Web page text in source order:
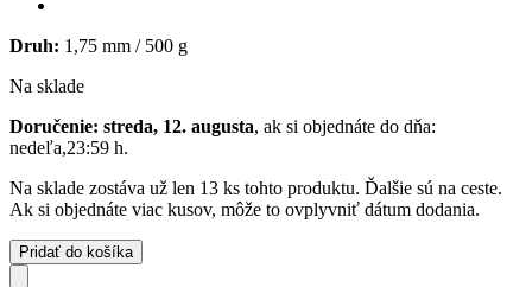
Druh: 1,75 mm / 500 g
Na sklade
Doručenie: streda, 12. augusta, ak si objednáte do dňa:
nedeľa,23:59 h.
Na sklade zostáva už len 13 ks tohto produktu. Ďalšie sú na ceste.
Ak si objednáte viac kusov, môže to ovplyvniť dátum dodania.
Pridať do košíka